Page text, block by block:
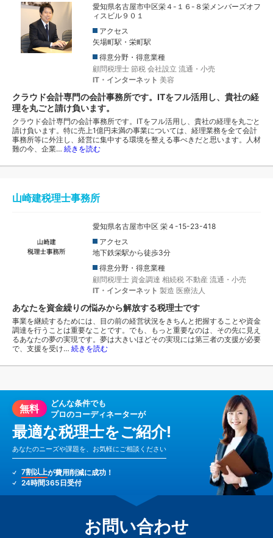
愛知県名古屋市中区栄４-１６-８栄メンバーズオフ
ィスビル９０１
アクセス
矢場町駅・栄町駅
得意分野・得意業種
顧問税理士 節税 会社設立 流通・小売
IT・インターネット 美容
クラウド会計専門の会計事務所です。ITをフル活用し、貴社の経
理を丸ごと請け負います。
クラウド会計専門の会計事務所です。ITをフル活用し、貴社の経理を丸ごと
請け負います。特に売上1億円未満の事業については、経理業務を全て会計
事務所等に外注し、経営に集中する環境を整える事べきだと思います。人材
難の今、企業… 続きを読む
山崎建税理士事務所
愛知県名古屋市中区 栄４-15-23-418
アクセス
地下鉄栄駅から徒歩3分
得意分野・得意業種
顧問税理士 資金調達 相続税 不動産 流通・小売
IT・インターネット 製造 医療法人
あなたを資金繰りの悩みから解放する税理士です
事業を継続するためには、目の前の経営状況をきちんと把握することや資金
調達を行うことは重要なことです。でも、もっと重要なのは、その先に見え
るあなたの夢の実現です。夢は大きいほどその実現には第三者の支援が必要
で、支援を受け… 続きを読む
無料
どんな条件でも
プロのコーディネーターが
最適な税理士をご紹介!
あなたのニーズや課題を、お気軽にご相談ください
7割以上が費用削減に成功！
24時間365日受付
お問い合わせ